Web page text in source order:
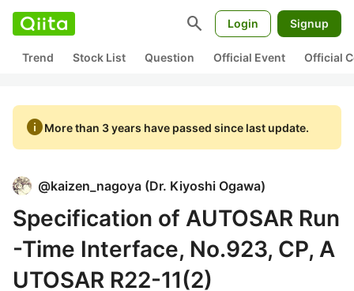
search Login Signup
Trend Stock List Question Official Event Official
infoMore than 3 years have passed since last update.
@kaizen_nagoya (Dr. Kiyoshi Ogawa)
Specification of AUTOSAR Run
-Time Interface, No.923, CP, A
UTOSAR R22-11(2)